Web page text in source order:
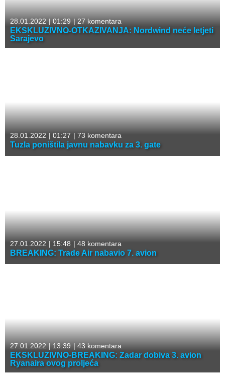
28.01.2022 |01:29 |27 komentara
EKSKLUZIVNO-OTKAZIVANJA: Nordwind neće letjeti
Sarajevo
28.01.2022 | 01:27 | 73 komentara
Tuzla poništila javnu nabavku za 3. gate
27.01.2022 | 15:48 | 48 komentara
BREAKING: Trade Air nabavio 7. avion
27.01.2022 |13:39 |43 komentara
EKSKLUZIVNO-BREAKING: Zadar dobiva 3. avion
Ryanaira ovog proljeća